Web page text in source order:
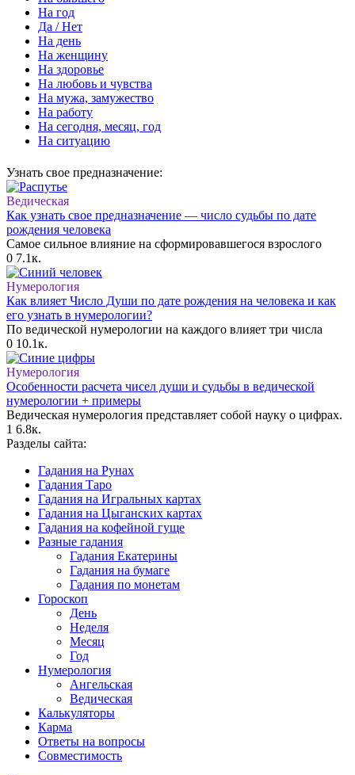
На год
Да / Нет
На день
На женщину
На здоровье
На любовь и чувства
На мужа, замужество
На работу
На сегодня, месяц, год
На ситуацию
Узнать свое предназначение:
Ведическая
Как узнать свое предназначение — число судьбы по дате
рождения человека
Самое сильное влияние на сформировавшегося взрослого
0 7.1к.
Нумерология
Как влияет Число Души по дате рождения на человека и как
его узнать в нумерологии?
По ведической нумерологии на каждого влияет три числа
0 10.1к.
Нумерология
Особенности расчета чисел души и судьбы в ведической
нумерологии + примеры
Ведическая нумерология представляет собой науку о цифрах.
1 6.8к.
Разделы сайта:
Гадания на Рунах
Гадания Таро
Гадания на Игральных картах
Гадания на Цыганских картах
Гадания на кофейной гуще
Разные гадания
Гадания Екатерины
Гадания на бумаге
Гадания по монетам
Гороскоп
День
Неделя
Месяц
Год
Нумерология
Ангельская
Ведическая
Калькуляторы
Карма
Ответы на вопросы
Совместимость